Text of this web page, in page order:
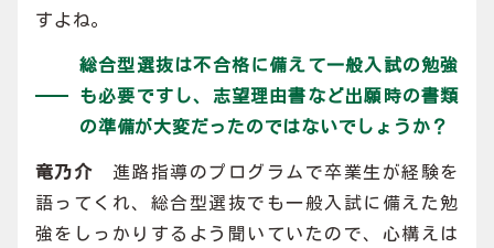
すよね。
総合型選抜は不合格に備えて一般入試の勉強
も必要ですし、志望理由書など出願時の書類
の準備が大変だったのではないでしょうか？
竜乃介 進路指導のプログラムで卒業生が経験を
語ってくれ、総合型選抜でも一般入試に備えた勉
強をしっかりするよう聞いていたので、心構えは